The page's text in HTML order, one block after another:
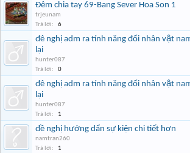
Đêm chia tay 69-Bang Sever Hoa Son 1
trjeunam
Trả lời:
6
đê nghị adm ra tính năng đổi nhân vật
lại
hunter087
Trả lời:
0
đê nghị adm ra tính năng đổi nhân vật
lại
hunter087
Trả lời:
1
đề nghị hướng dẩn sự kiện chi tiết hơn
namtran260
Trả lời:
1